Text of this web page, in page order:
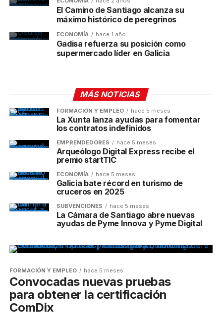
El Camino de Santiago alcanza su
máximo histórico de peregrinos
ECONOMÍA hace 1 año
Gadisa refuerza su posición como
supermercado líder en Galicia
MÁS NOTICIAS
FORMACIÓN Y EMPLEO hace 5 meses
La Xunta lanza ayudas para fomentar
los contratos indefinidos
EMPRENDEDORES hace 5 meses
Arqueólogo Digital Express recibe el
premio startTIC
ECONOMÍA hace 5 meses
Galicia bate récord en turismo de
cruceros en 2025
SUBVENCIONES hace 5 meses
La Cámara de Santiago abre nuevas
ayudas de Pyme Innova y Pyme Digital
FORMACIÓN Y EMPLEO hace 5 meses
Convocadas nuevas pruebas
para obtener la certificación
ComDix